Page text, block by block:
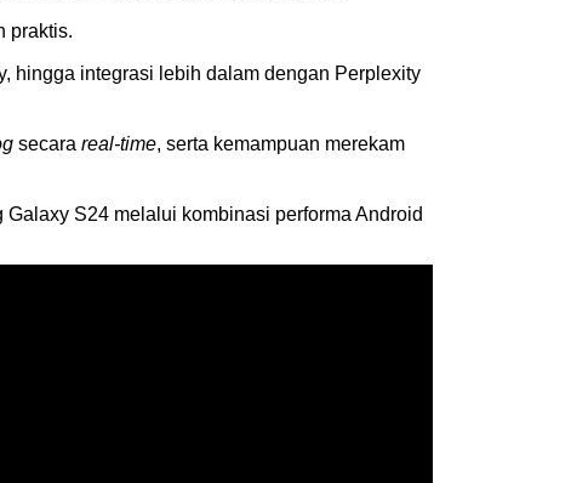
praktis.
hingga integrasi lebih dalam dengan Perplexity
secara real-time, serta kemampuan merekam
S24 melalui kombinasi performa Android